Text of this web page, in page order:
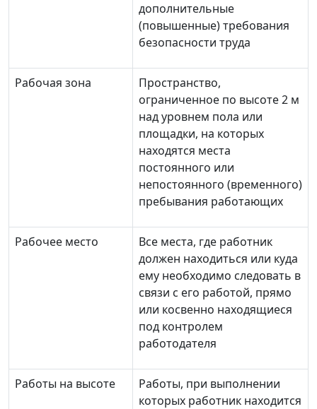
дополнительные
(повышенные) требования
безопасности труда
Рабочая зона
Пространство,
ограниченное по высоте 2 м
над уровнем пола или
площадки, на которых
находятся места
постоянного или
непостоянного (временного)
пребывания работающих
Рабочее место
Все места, где работник
должен находиться или куда
ему необходимо следовать в
связи с его работой, прямо
или косвенно находящиеся
под контролем
работодателя
Работы на высоте
Работы, при выполнении
которых работник находится